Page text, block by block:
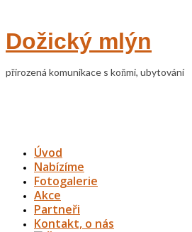
Dožický mlýn
přirozená komunikace s koňmi, ubytování
Úvod
Nabízíme
Fotogalerie
Akce
Partneři
Kontakt, o nás